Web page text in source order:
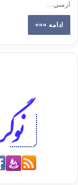
ارمني…
ادامه »»»